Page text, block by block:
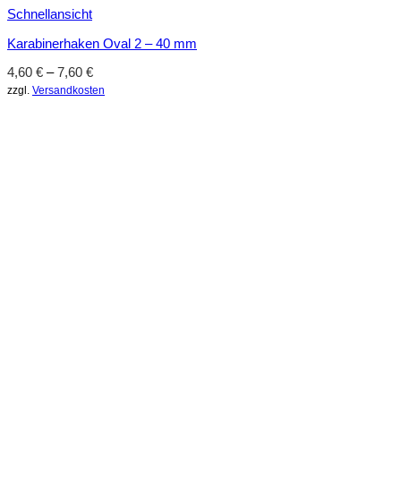
Schnellansicht
Karabinerhaken Oval 2 – 40 mm
4,60 € –7,60 €
zzgl. Versandkosten